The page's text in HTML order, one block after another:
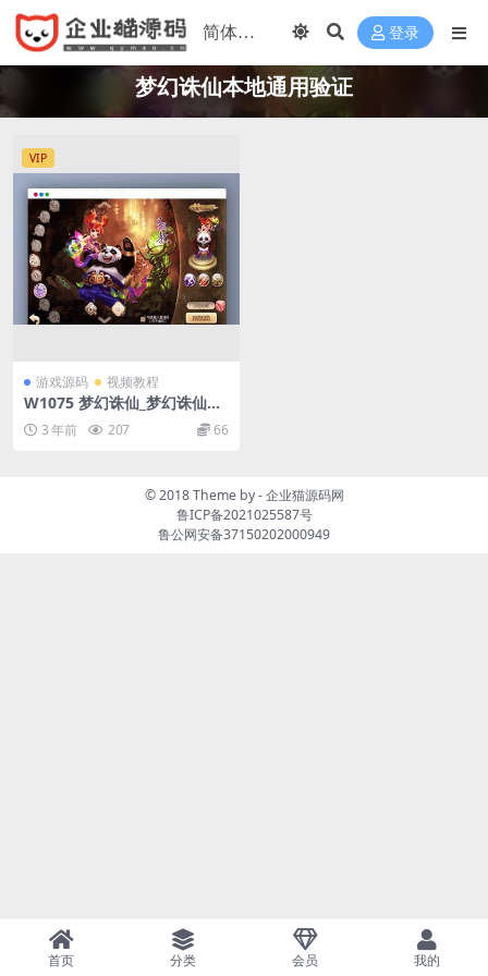
登录
梦幻诛仙本地通用验证
VIP
游戏源码 视频教程
W1075 梦幻诛仙_梦幻诛仙本
地通用验证
3 年前 207 66
© 2018 Theme by -企业猫源码网
鲁ICP备2021025587号
鲁公网安备37150202000949
首页 分类 会员 我的